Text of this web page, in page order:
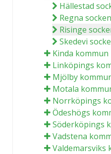
Hällestad
Regna socken
Risinge
Skedevi
Kinda kommun
Linköpings
Mjölby
Motala
Norrköpings
Ödeshögs
Söderköpings
Vadstena
Valdemarsviks